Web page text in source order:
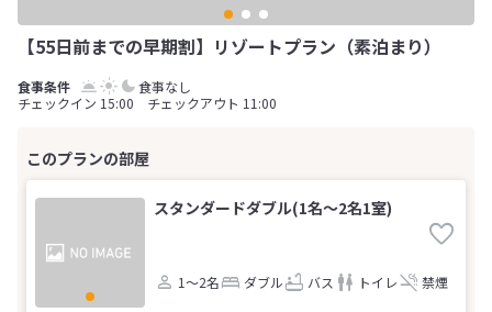
【55日前までの早期割】リゾートプラン（素泊まり）
食事なし
チェックイン 15:00 チェックアウト 11:00
スタンダードダブル(1名～2名1室)
1～2名 ダブル バス トイレ 禁煙